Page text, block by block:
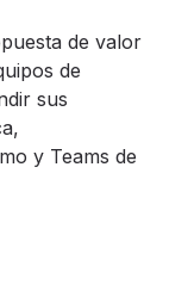
de valor
de
sus
y Teams de